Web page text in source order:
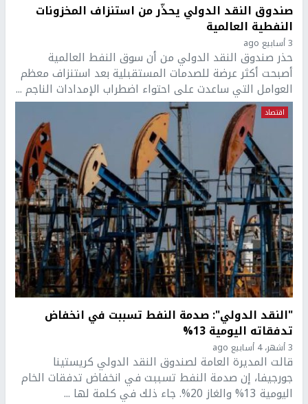
صندوق النقد الدولي يحذّر من استنزاف المخزونات
النفطية العالمية
3 أسابيع ago
حذر صندوق النقد الدولي من أن سوق النفط العالمية
أصبحت أكثر عرضة للصدمات المستقبلية بعد استنزاف معظم
العوامل التي ساعدت على احتواء اضطراب الإمدادات الناجم ...
اقتصاد
"النقد الدولي": صدمة النفط تسببت في انخفاض
تدفقاته اليومية 13%
3 أشهر، 4 أسابيع ago
قالت المديرة العامة لصندوق النقد الدولي كريستينا
جورجيفا، إن صدمة النفط تسببت في انخفاض تدفقات الخام
اليومية 13% والغاز 20%. جاء ذلك في كلمة لها ...